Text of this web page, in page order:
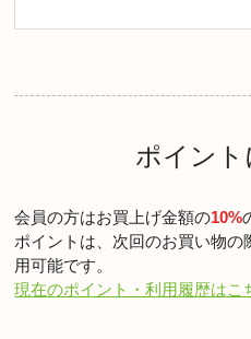
ポイント
会員の方はお買上げ金額の10%
ポイントは、次回のお買い物の
用可能です。
現在のポイント・利用履歴はこ